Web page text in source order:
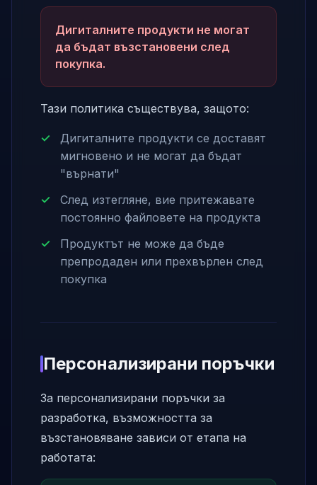
Дигиталните продукти не могат
да бъдат възстановени след
покупка.
Тази политика съществува, защото:
Дигиталните продукти се доставят
мигновено и не могат да бъдат
"върнати"
След изтегляне, вие притежавате
постоянно файловете на продукта
Продуктът не може да бъде
препродаден или прехвърлен след
покупка
Персонализирани поръчки
За персонализирани поръчки за
разработка, възможността за
възстановяване зависи от етапа на
работата: